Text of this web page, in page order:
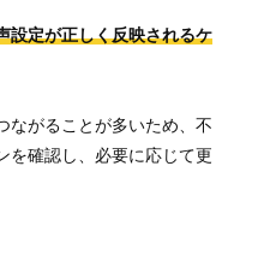
設定が正しく反映されるケ
ながることが多いため、不
を確認し、必要に応じて更